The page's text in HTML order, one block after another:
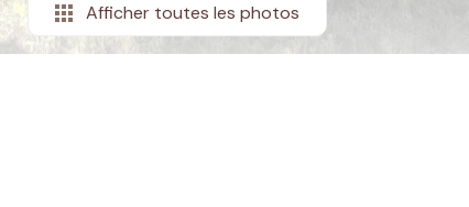
Afficher toutes les photos